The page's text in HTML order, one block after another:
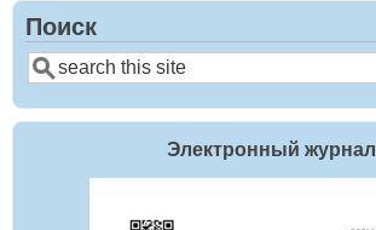
Поиск
Поиск
Электронный журнал